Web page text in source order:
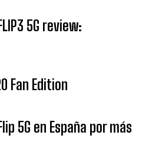
5G review:
Fan Edition
5G en España por más